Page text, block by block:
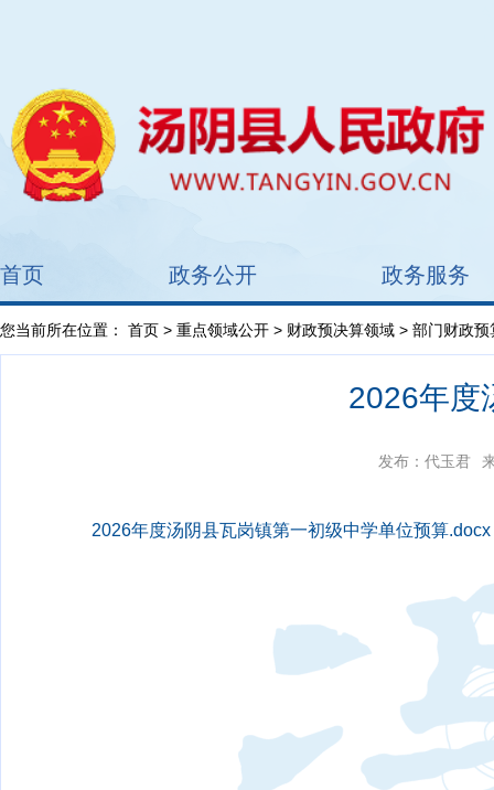
首页 政务公开 政务服务
您当前所在位置： 首页 > 重点领域公开 > 财政预决算领域 > 部门财政预
2026年度
发布：代玉君
2026年度汤阴县瓦岗镇第一初级中学单位预算.docx